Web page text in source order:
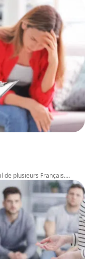
de plusieurs Français.…